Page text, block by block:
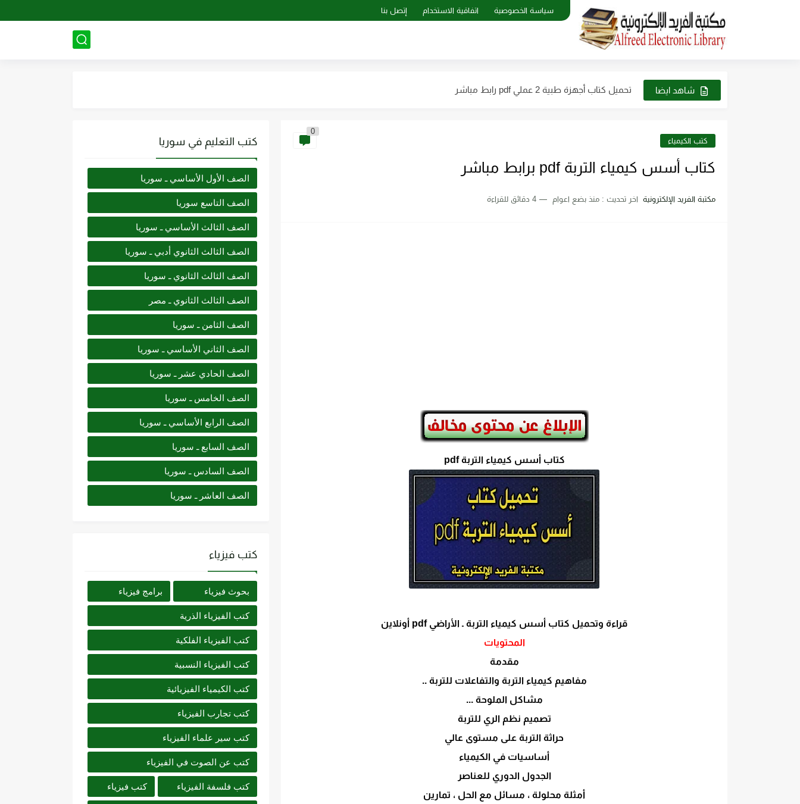
سياسة الخصوصية اتفاقية الاستخدام إتصل بنا
شاهد ايضا
كتاب الطاقة والتقنية والتوجهات للمستقبل pdf
تحميل كتاب فيزياء الحيود pdf د. سامي مظلوم صالح
تحميل كتاب أجهزة طبية 2 عملي pdf رابط مباشر
كتب الكيمياء
0
كتاب أسس كيمياء التربة pdf برابط مباشر
مكتبة الفريد الإلكترونية اخر تحديث : منذ بضع اعوام 4 دقائق للقراءة
كتاب أسس كيمياء التربة pdf
قراءة وتحميل كتاب أسس كيمياء التربة ـ الأراضي pdf أونلاين
المحتويات
مقدمة
مفاهيم كيمياء التربة والتفاعلات للتربة ..
مشاكل الملوحة ...
تصميم نظم الري للتربة
حراثة التربة على مستوى عالي
أساسيات في الكيمياء
الجدول الدوري للعناصر
أمثلة محلولة ، مسائل مع الحل ، تمارين
كتب التعليم في سوريا
الصف الأول الأساسي ـ سوريا
الصف التاسع سوريا
الصف الثالث الأساسي ـ سوريا
الصف الثالث الثانوي أدبي ـ سوريا
الصف الثالث الثانوي ـ سوريا
الصف الثالث الثانوي ـ مصر
الصف الثامن ـ سوريا
الصف الثاني الأساسي ـ سوريا
الصف الحادي عشر ـ سوريا
الصف الخامس ـ سوريا
الصف الرابع الأساسي ـ سوريا
الصف السابع ـ سوريا
الصف السادس ـ سوريا
الصف العاشر ـ سوريا
كتب فيزياء
بحوث فيزياء برامج فيزياء
كتب الفيزياء الذرية
كتب الفيزياء الفلكية
كتب الفيزياء النسبية
كتب الكيمياء الفيزيائية
كتب تجارب الفيزياء
كتب سير علماء الفيزياء
كتب عن الصوت في الفيزياء
كتب فلسفة الفيزياء كتب فيزياء